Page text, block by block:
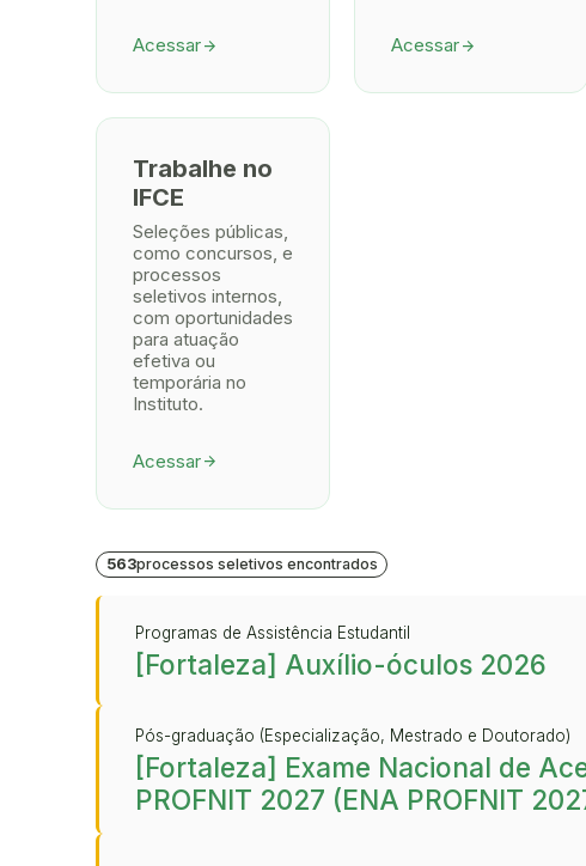
Acessararrow_forward Acessararrow_forward
Trabalhe no
IFCE
Seleções públicas,
como concursos, e
processos
seletivos internos,
com oportunidades
para atuação
efetiva ou
temporária no
Instituto.
Acessararrow_forward
563processos seletivos encontrados
Programas de Assistência Estudantil
[Fortaleza] Auxílio-óculos 2026
Pós-graduação (Especialização, Mestrado e Doutorado)
[Fortaleza] Exame Nacional de
PROFNIT 2027 (ENA PROFNIT